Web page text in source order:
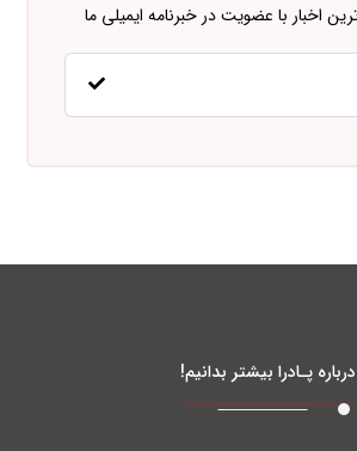
اخبار با عضویت در خبرنامه ایمیلی ما
درباره پـادرا بیشتر بدانیم!